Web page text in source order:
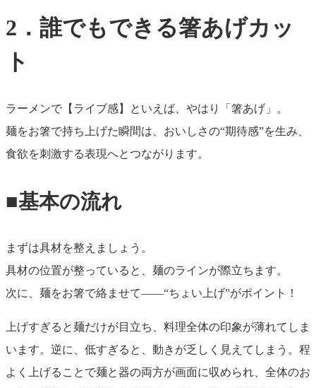
2．誰でもできる箸あげカッ
ト
ラーメンで【ライブ感】といえば、やはり「箸あげ」。
麺をお箸で持ち上げた瞬間は、おいしさの“期待感”を生み、
食欲を刺激する表現へとつながります。
■基本の流れ
まずは具材を整えましょう。
具材の位置が整っていると、麺のラインが際立ちます。
次に、麺をお箸で絡ませて――“ちょい上げ”がポイント！
上げすぎると麺だけが目立ち、料理全体の印象が薄れてしま
います。逆に、低すぎると、動きが乏しく見えてしまう。程
よく上げることで麺と器の両方が画面に収められ、全体のお